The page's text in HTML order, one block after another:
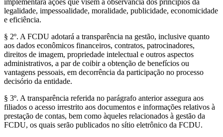
implementará ações que visem a observância dos princípios da
legalidade, impessoalidade, moralidade, publicidade, economicidade
e eficiência.
§ 2º. A FCDU adotará a transparência na gestão, inclusive quanto
aos dados econômicos financeiros, contratos, patrocinadores,
direitos de imagem, propriedade intelectual e outros aspectos
administrativos, a par de coibir a obtenção de benefícios ou
vantagens pessoais, em decorrência da participação no processo
decisório da entidade.
§ 3º. A transparência referida no parágrafo anterior assegura aos
filiados o acesso irrestrito aos documentos e informações relativos à
prestação de contas, bem como àqueles relacionados à gestão da
FCDU, os quais serão publicados no sítio eletrônico da FCDU.